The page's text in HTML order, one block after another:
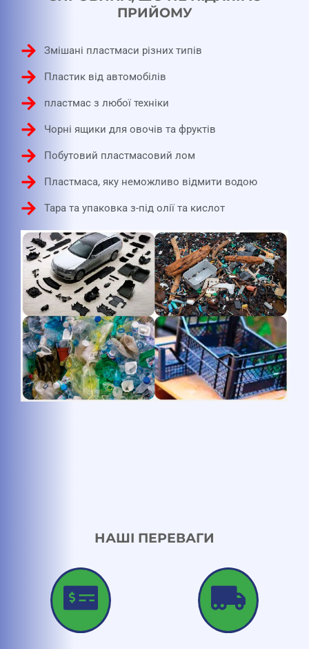
ПРИЙОМУ
Змішані пластмаси різних типів
Пластик від автомобілів
пластмас з любої техніки
Чорні ящики для овочів та фруктів
Побутовий пластмасовий лом
Пластмаса, яку неможливо відмити водою
Тара та упаковка з-під олії та кислот
НАШІ ПЕРЕВАГИ